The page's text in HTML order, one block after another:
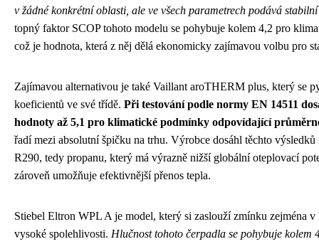
v žádné konkrétní oblasti, ale ve všech parametrech podává
topný faktor SCOP tohoto modelu se pohybuje kolem 4,2 pro
což je hodnota, která z něj dělá ekonomicky zajímavou volbu pro
Zajímavou alternativou je také Vaillant aroTHERM plus, který se
koeficientů ve své třídě. Při testování podle normy EN 14511
hodnoty až 5,1 pro klimatické podmínky odpovídající
řadí mezi absolutní špičku na trhu. Výrobce dosáhl těchto
R290, tedy propanu, který má výrazně nižší globální oteplovací
zároveň umožňuje efektivnější přenos tepla.
Stiebel Eltron WPL A je model, který si zaslouží zmínku zejména
vysoké spolehlivosti. Hlučnost tohoto čerpadla se pohybuje kolem